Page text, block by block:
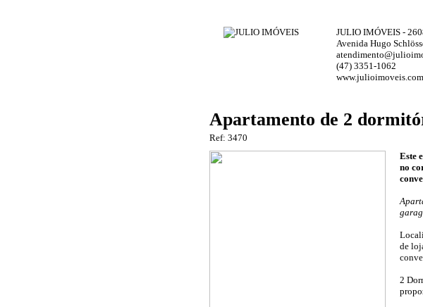
JULIO IMÓVEIS -
Avenida Hugo
(47) 3351-1062
Apartamento de 2
Ref: 3470
Este
no
de
2